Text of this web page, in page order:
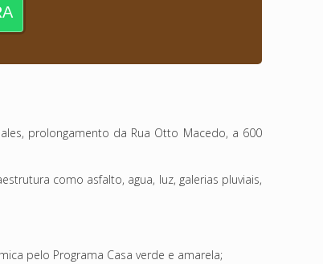
prolongamento da Rua Otto Macedo, a 600
como asfalto, agua, luz, galerias pluviais,
pelo Programa Casa verde e amarela;